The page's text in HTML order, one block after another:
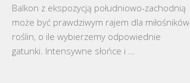
Balkon z ekspozycją południowo-zachodnią
może być prawdziwym rajem dla miłośników
roślin, o ile wybierzemy odpowiednie
gatunki. Intensywne słońce i …